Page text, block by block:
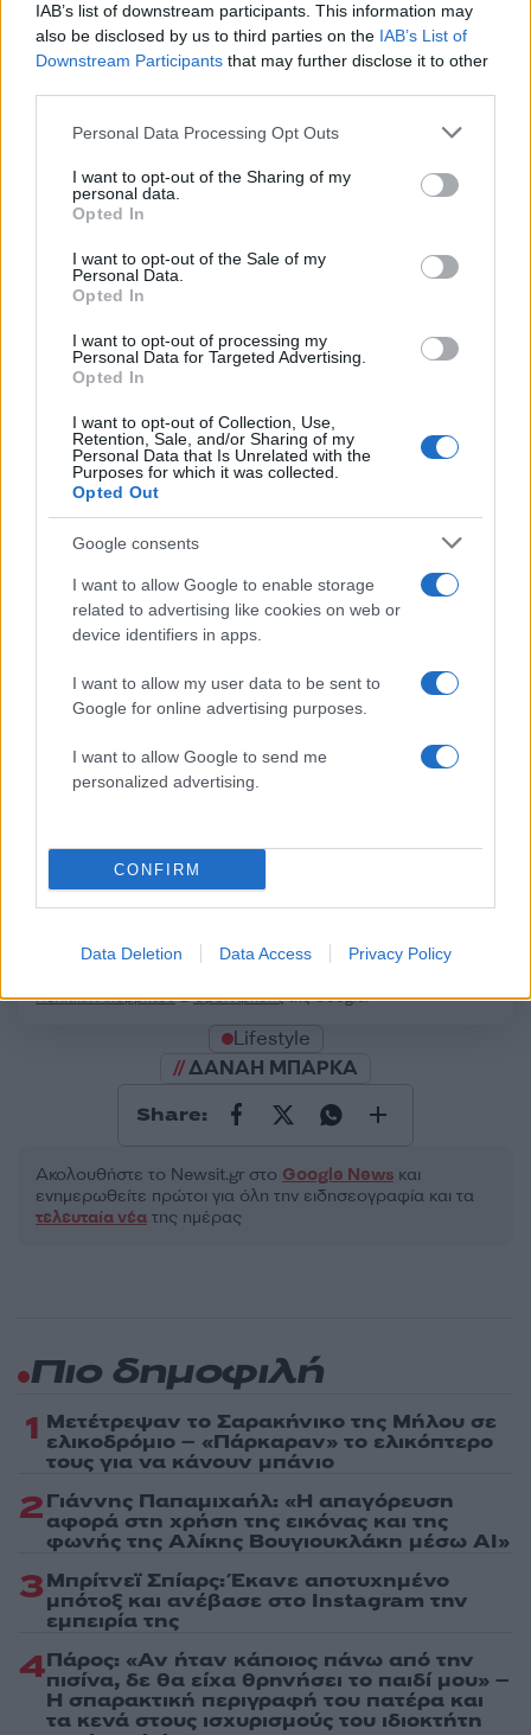
IAB’s list of downstream participants. This information may
also be disclosed by us to third parties on the IAB’s List of
Downstream Participants that may further disclose it to other
Please note that this website/app uses one or more Google
not limited to your visit or usage behaviour. You may click to
grant or deny consent to Google and its third-party tags to
use your data for below specified purposes in below Google
consent section.
Personal Data Processing Opt Outs
I want to opt-out of the Sharing of my
personal data.
Opted In
I want to opt-out of the Sale of my
Personal Data.
Opted In
I want to opt-out of processing my
Personal Data for Targeted Advertising.
Opted In
I want to opt-out of Collection, Use,
Retention, Sale, and/or Sharing of my
Personal Data that Is Unrelated with the
Purposes for which it was collected.
Opted Out
Google consents
I want to allow Google to enable storage
related to advertising like cookies on web or
device identifiers in apps.
I want to allow my user data to be sent to
Google for online advertising purposes.
I want to allow Google to send me
personalized advertising.
CONFIRM
Data Deletion Data Access Privacy Policy
Σχόλια
50 /50
Πολιτική Απορρήτου&Όροι Χρήσηςτης Google.
Lifestyle
ΔΑΝΑΗ ΜΠΑΡΚΑ
Share:
Ακολουθήστε το Νewsit.gr στο Google News και
ενημερωθείτε πρώτοι για όλη την ειδησεογραφία και τα
τελευταία νέα της ημέρας
Αν τα χάσατε
τους θυελλώδεις ανέμους
που θα αγγίξουν και 9
μποφόρ - Οι περιοχές που
πάνω από την πισίνα,
είχα θρηνήσει το παιδί
ιδιοκτήτη του beach
Πιο δημοφιλή
1 Μετέτρεψαν το Σαρακήνικο της Μήλου σε
ελικοδρόμιο – «Πάρκαραν» το ελικόπτερο
τους για να κάνουν μπάνιο
2Γιάννης Παπαμιχαήλ: «Η απαγόρευση
αφορά στη χρήση της εικόνας και της
φωνής της Αλίκης Βουγιουκλάκη μέσω AI»
3Μπρίτνεϊ Σπίαρς: Έκανε αποτυχημένο
μπότοξ και ανέβασε στο Instagram την
εμπειρία της
4Πάρος: «Αν ήταν κάποιος πάνω από την
πισίνα, δε θα είχα θρηνήσει το παιδί μου» –
Η σπαρακτική περιγραφή του πατέρα και
τα κενά στους ισχυρισμούς του ιδιοκτήτη